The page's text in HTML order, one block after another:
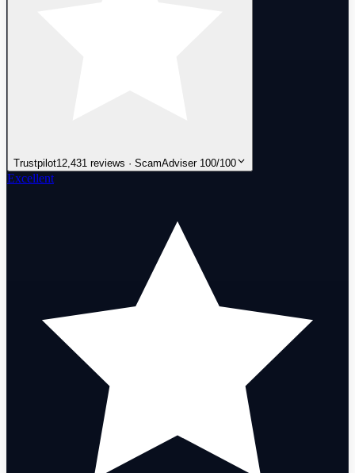
Trustpilot12,431 reviews · ScamAdviser 100/100
Excellent